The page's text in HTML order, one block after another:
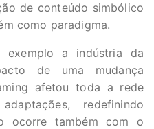
de conteúdo simbólico
como paradigma.
exemplo a indústria da
de uma mudança
afetou toda a rede
redefinindo
ocorre também com o